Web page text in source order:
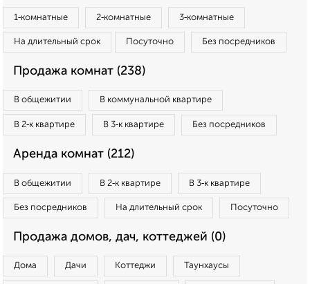
1‑комнатные 2‑комнатные 3‑комнатные
На длительный срок Посуточно Без посредников
Продажа комнат (238)
В общежитии В коммунальной квартире
В 2‑к квартире В 3‑к квартире Без посредников
Аренда комнат (212)
В общежитии В 2‑к квартире В 3‑к квартире
Без посредников На длительный срок Посуточно
Продажа домов, дач, коттеджей (0)
Дома Дачи Коттеджи Таунхаусы